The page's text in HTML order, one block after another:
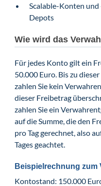
Scalable-Konten
Depots
Wie wird das
Für jedes Konto gilt ein
50.000 Euro. Bis zu
zahlen Sie kein
dieser Freibetrag
zahlen Sie ein
auf die Summe, die den
pro Tag gerechnet, also
Tages geachtet.
Beispielrechnung zum
Kontostand: 150.000